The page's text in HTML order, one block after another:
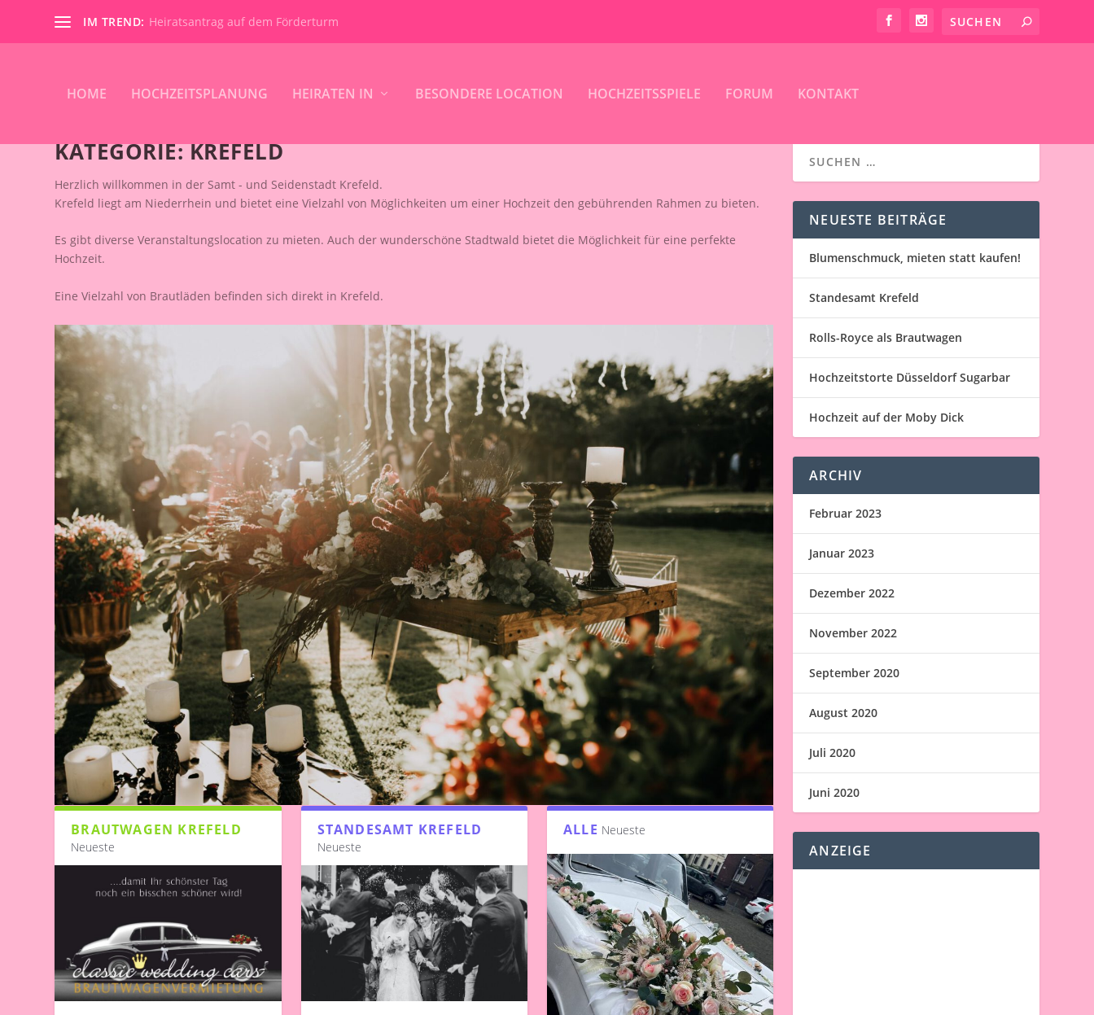
IM TREND: Heiratsantrag auf dem Förderturm
HOME HOCHZEITSPLANUNG HEIRATEN IN BESONDERE LOCATION HOCHZEITSSPIELE FORUM KONTAKT
KATEGORIE:KREFELD
Herzlich willkommen in der Samt - und Seidenstadt Krefeld.
Krefeld liegt am Niederrhein und bietet eine Vielzahl von Möglichkeiten um einer Hochzeit den gebührenden Rahmen zu bieten.
Es gibt diverse Veranstaltungslocation zu mieten. Auch der wunderschöne Stadtwald bietet die Möglichkeit für eine perfekte
Hochzeit.
Eine Vielzahl von Brautläden befinden sich direkt in Krefeld.
BRAUTWAGEN KREFELD
Neueste
STANDESAMT KREFELD
Neueste
ALLE Neueste
NEUESTE BEITRÄGE
Blumenschmuck, mieten statt kaufen!
Standesamt Krefeld
Rolls-Royce als Brautwagen
Hochzeitstorte Düsseldorf Sugarbar
Hochzeit auf der Moby Dick
ARCHIV
Februar 2023
Januar 2023
Dezember 2022
November 2022
September 2020
August 2020
Juli 2020
Juni 2020
ANZEIGE